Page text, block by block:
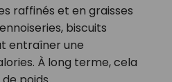
raffinés et en graisses
biscuits
entraîner une
À long terme, cela